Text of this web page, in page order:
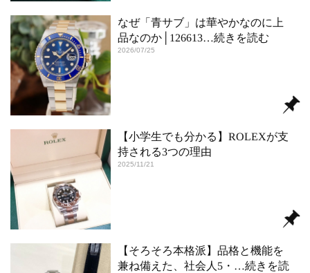
なぜ「青サブ」は華やかなのに上
品なのか│126613…続きを読む
2026/07/25
【小学生でも分かる】ROLEXが支
持される3つの理由
2025/11/21
【そろそろ本格派】品格と機能を
兼ね備えた、社会人5・ …続きを読